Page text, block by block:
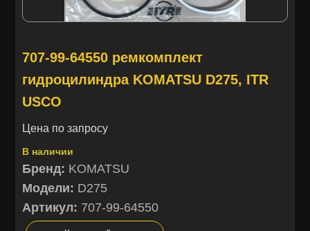
707-99-64550 ремкомплект
гидроцилиндра KOMATSU D275, ITR
USCO
Цена по запросу
В наличии
Бренд: KOMATSU
Модели: D275
Артикул: 707-99-64550